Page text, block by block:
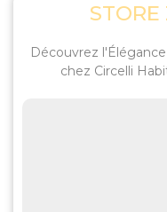
Découvrez
chez Circelli